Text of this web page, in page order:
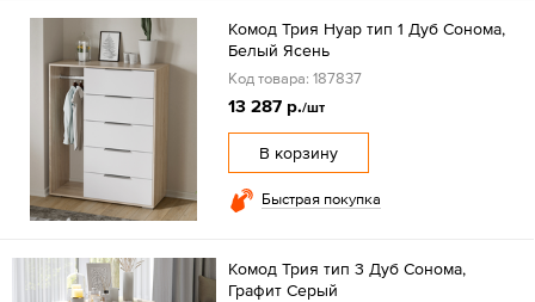
Комод Трия Нуар тип 1 Дуб Сонома,
Белый Ясень
Код товара: 187837
13 287 р./шт
В корзину
Быстрая покупка
Комод Трия тип 3 Дуб Сонома,
Графит Серый